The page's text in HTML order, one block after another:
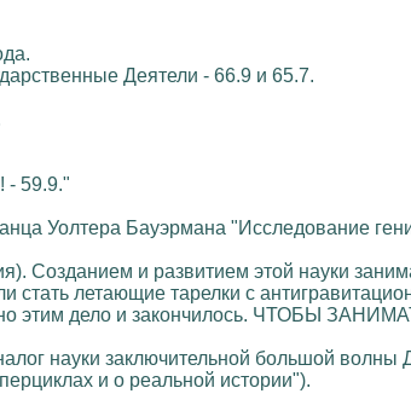
Деятели - 66.9 и 65.7.
59.9."
Уолтера Бауэрмана "Исследование
Созданием и развитием этой науки
стать летающие тарелки с
но этим дело и закончилось. ЧТОБЫ
науки заключительной большой
и о реальной истории").